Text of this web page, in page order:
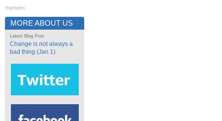
Highlights
MORE ABOUT US
Latest Blog Post
Change is not always a
bad thing (Jan 1)